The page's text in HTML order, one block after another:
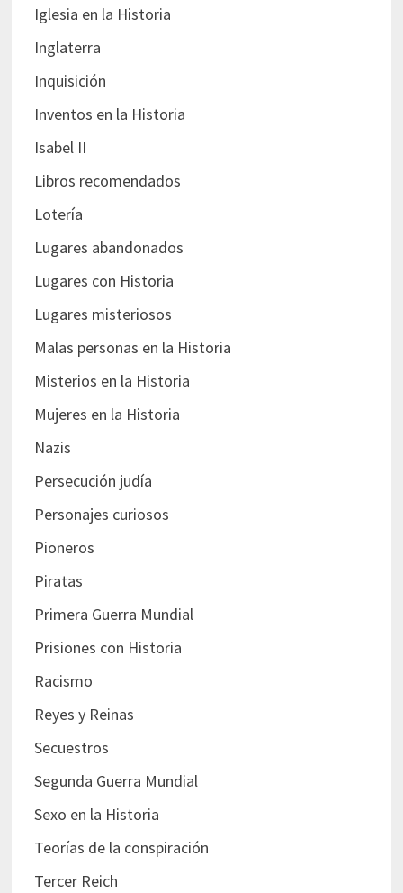
Iglesia en la Historia
Inglaterra
Inquisición
Inventos en la Historia
Isabel II
Libros recomendados
Lotería
Lugares abandonados
Lugares con Historia
Lugares misteriosos
Malas personas en la Historia
Misterios en la Historia
Mujeres en la Historia
Nazis
Persecución judía
Personajes curiosos
Pioneros
Piratas
Primera Guerra Mundial
Prisiones con Historia
Racismo
Reyes y Reinas
Secuestros
Segunda Guerra Mundial
Sexo en la Historia
Teorías de la conspiración
Tercer Reich